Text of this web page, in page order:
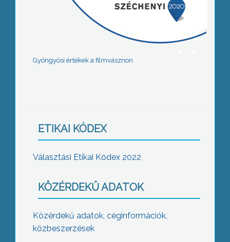
Gyöngyösi értékek a filmvásznon
ETIKAI KÓDEX
Választási Etikai Kódex 2022
KÖZÉRDEKŰ ADATOK
Közérdekű adatok, céginformációk,
közbeszerzések